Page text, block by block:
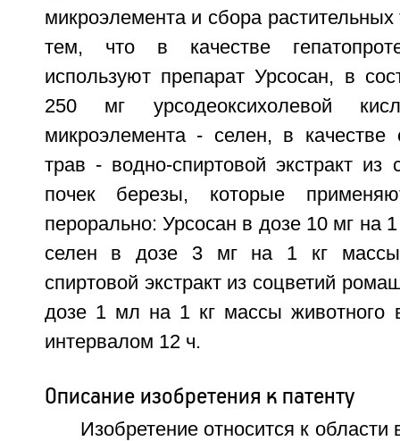
микроэлемента и сбора
тем, что в качестве
используют препарат Урсосан, в
250 мг урсодеоксихолевой
микроэлемента - селен, в качестве
трав - водно-спиртовой экстракт
почек березы, которые
перорально: Урсосан в дозе 10 мг на
селен в дозе 3 мг на 1 кг массы
спиртовой экстракт из соцветий
дозе 1 мл на 1 кг массы животного
интервалом 12 ч.
Описание изобретения к патенту
Изобретение относится к